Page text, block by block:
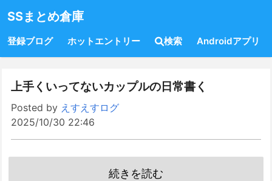
SSまとめ倉庫
登録ブログ ホットエントリー 検索 Androidアプリ
上手くいってないカップルの日常書く
Posted by えすえすログ
2025/10/30 22:46
続きを読む